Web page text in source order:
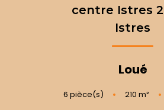
ACHETER
LOUER
GESTION
centre Istres
Istres
Loué
6 pièce(s) • 210 m² •